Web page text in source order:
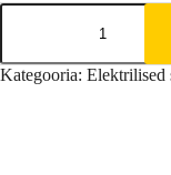
Soojapuhuri
50
elektri
Kategooria: Elektrilised